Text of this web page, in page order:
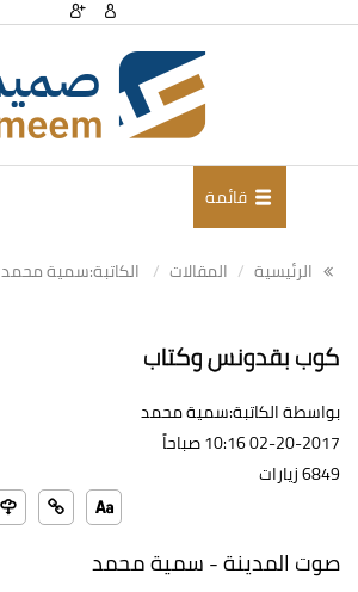
قائمة
الرئيسية المقالات الكاتبة:سمية محمد
كوب بقدونس وكتاب
بواسطة الكاتبة:سمية محمد
02-20-2017 10:16 صباحاً
6849 زيارات
صوت المدينة - سمية محمد